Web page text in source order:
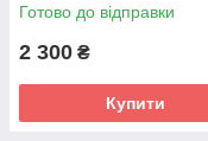
Готово до відправки
2 300 ₴
Купити